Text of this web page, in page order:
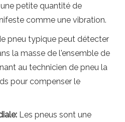
petite quantité de
comme une vibration.
pneu typique peut détecter
la masse de l'ensemble de
au technicien de pneu la
pour compenser le
Les pneus sont une